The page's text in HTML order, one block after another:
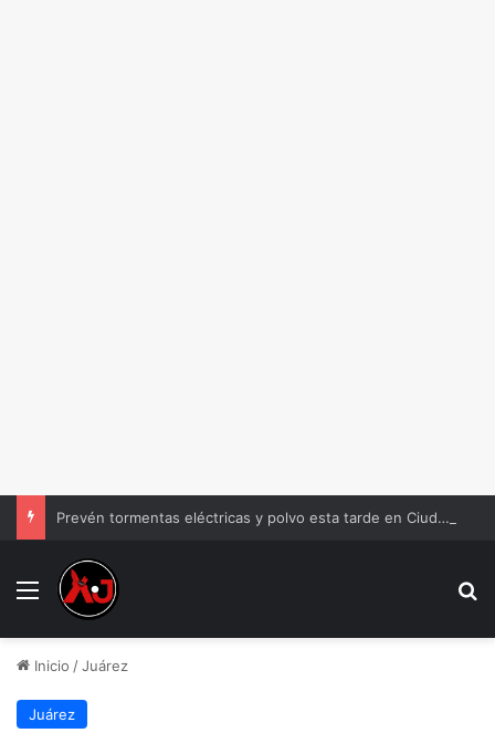
Prevén tormentas eléctricas y polvo esta tarde en Ciudad Juárez
Menu
Inicio /Juárez
Juárez